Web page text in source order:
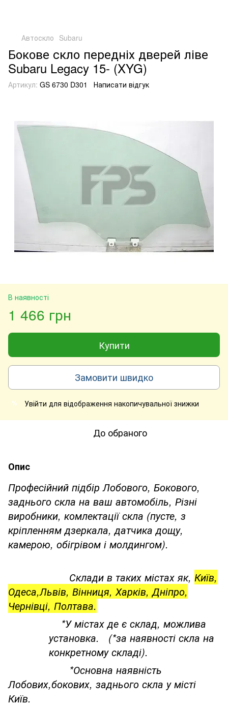
Автоскло Subaru
Бокове скло передніх дверей ліве
Subaru Legacy 15- (XYG)
Артикул: GS 6730 D301 Написати відгук
В наявності
1 466 грн
Купити
Замовити швидко
% Увійти для відображення накопичувальної знижки
До обраного
Опис
Професійний підбір Лобового, Бокового,
заднього скла на ваш автомобіль, Різні
виробники, комлектації скла (пусте, з
кріпленням дзеркала, датчика дощу,
камерою, обігрівом і молдингом).
Склади в таких містах як, Київ,
Одеса,Львів, Вінниця, Харків, Дніпро,
Чернівці, Полтава.
*У містах де є склад, можлива
установка. (*за наявності скла на
конкретному складі).
*Основна наявність
Лобових,бокових, заднього скла у місті
Київ.